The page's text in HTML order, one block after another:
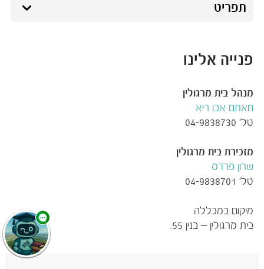
תפריט
פנייה אלינו
מנהל בית מרגולין
חאתם אבו ריא​
טל' 04-9838730
מזכירת בית מרגולין
שרון פרדס
טל' 04-9838701
מיקום במכללה
בית מרגולין – בנין 55​.​